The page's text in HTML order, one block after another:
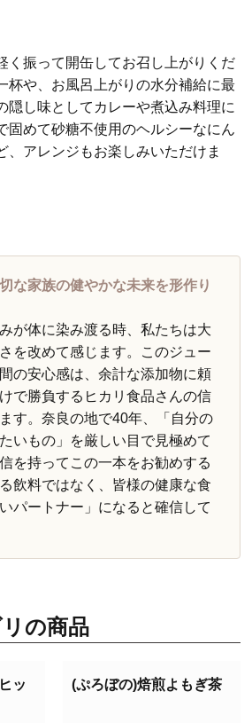
く振って開缶してお召し上がりくだ
杯や、お風呂上がりの水分補給に最
隠し味としてカレーや煮込み料理に
固めて砂糖不使用のヘルシーなにん
、アレンジもお楽しみいただけま
な家族の健やかな未来を形作り
が体に染み渡る時、私たちは大
を改めて感じます。このジュー
の安心感は、余計な添加物に頼
で勝負するヒカリ食品さんの信
す。奈良の地で40年、「自分の
いもの」を厳しい目で見極めて
を持ってこの一本をお勧めする
飲料ではなく、皆様の健康な食
パートナー」になると確信して
の商品
ッ
(ぷろぼの)焙煎よもぎ茶